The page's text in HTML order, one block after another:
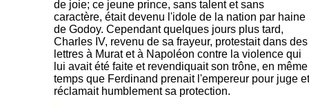
de joie; ce jeune prince, sans talent et sans
caractère, était devenu l'idole de la nation par haine
de Godoy. Cependant quelques jours plus tard,
Charles IV, revenu de sa frayeur, protestait dans des
lettres à Murat et à Napoléon contre la violence qui
lui avait été faite et revendiquait son trône, en même
temps que Ferdinand prenait l'empereur pour juge et
réclamait humblement sa protection.
-